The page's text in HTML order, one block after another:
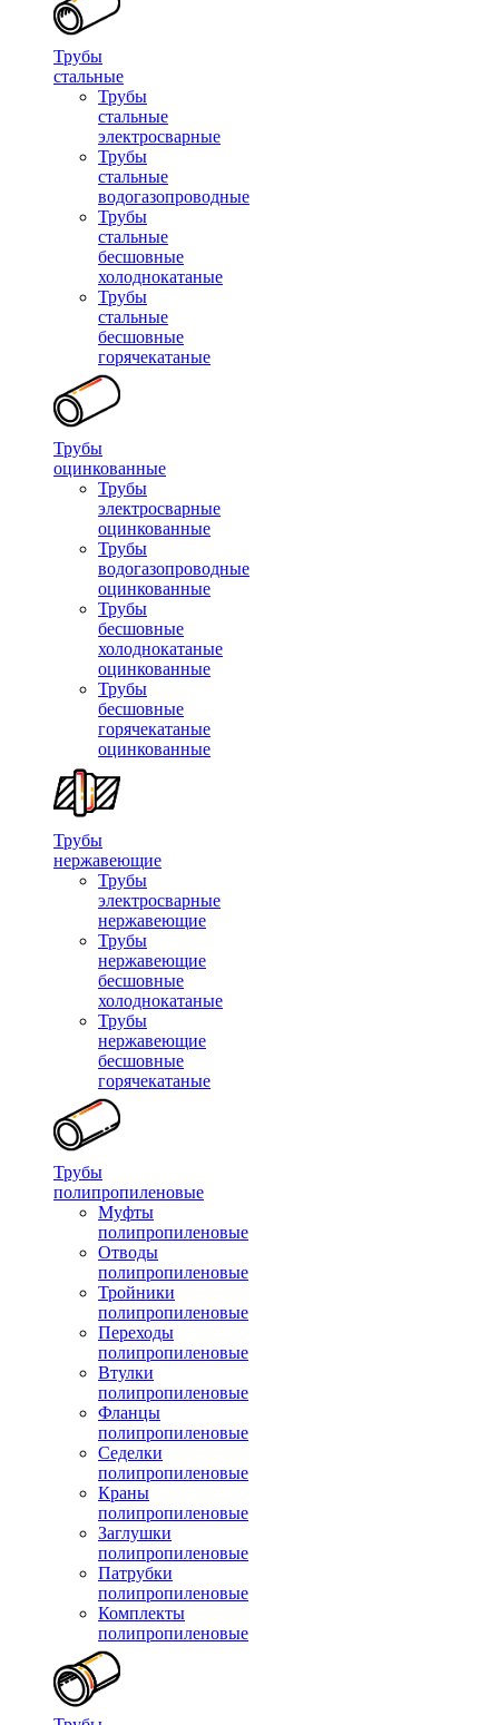
Трубы
стальные
Трубы
стальные
электросварные
Трубы
стальные
водогазопроводные
Трубы
стальные
бесшовные
холоднокатаные
Трубы
стальные
бесшовные
горячекатаные
Трубы
оцинкованные
Трубы
электросварные
оцинкованные
Трубы
водогазопроводные
оцинкованные
Трубы
бесшовные
холоднокатаные
оцинкованные
Трубы
бесшовные
горячекатаные
оцинкованные
Трубы
нержавеющие
Трубы
электросварные
нержавеющие
Трубы
нержавеющие
бесшовные
холоднокатаные
Трубы
нержавеющие
бесшовные
горячекатаные
Трубы
полипропиленовые
Муфты
полипропиленовые
Отводы
полипропиленовые
Тройники
полипропиленовые
Переходы
полипропиленовые
Втулки
полипропиленовые
Фланцы
полипропиленовые
Седелки
полипропиленовые
Краны
полипропиленовые
Заглушки
полипропиленовые
Патрубки
полипропиленовые
Комплекты
полипропиленовые